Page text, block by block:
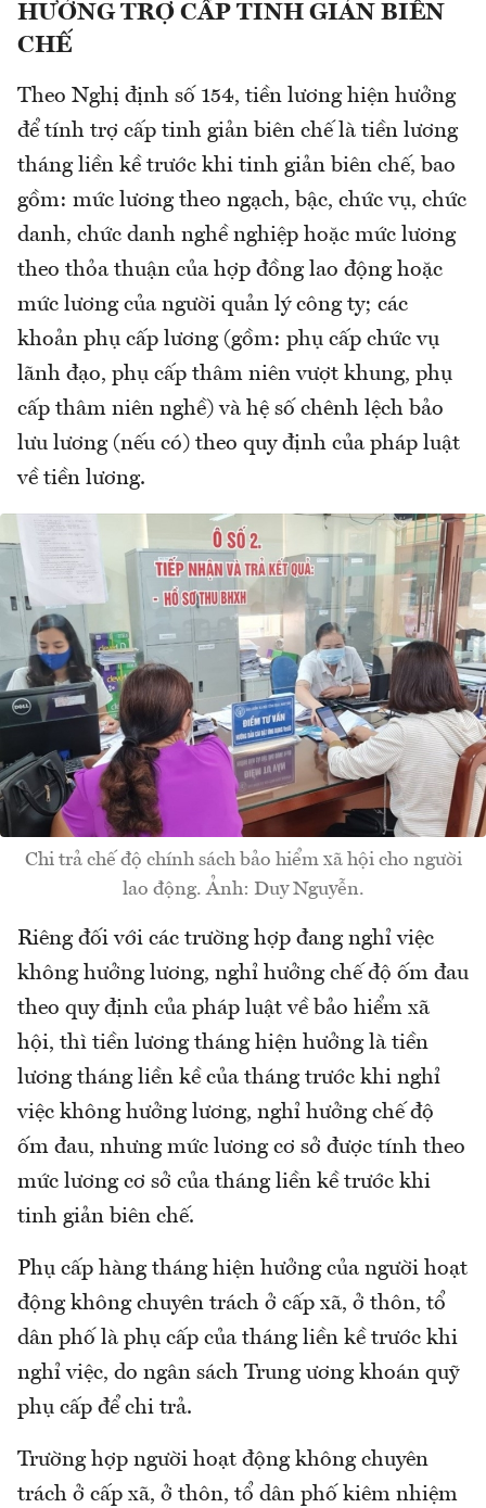
HƯỞNG TRỢ CẤP TINH GIẢN BIÊN
CHẾ
Theo Nghị định số 154, tiền lương hiện hưởng
để tính trợ cấp tinh giản biên chế là tiền lương
tháng liền kề trước khi tinh giản biên chế, bao
gồm: mức lương theo ngạch, bậc, chức vụ, chức
danh, chức danh nghề nghiệp hoặc mức lương
theo thỏa thuận của hợp đồng lao động hoặc
mức lương của người quản lý công ty; các
khoản phụ cấp lương (gồm: phụ cấp chức vụ
lãnh đạo, phụ cấp thâm niên vượt khung, phụ
cấp thâm niên nghề) và hệ số chênh lệch bảo
lưu lương (nếu có) theo quy định của pháp luật
về tiền lương.
Chi trả chế độ chính sách bảo hiểm xã hội cho người
lao động. Ảnh: Duy Nguyễn.
Riêng đối với các trường hợp đang nghỉ việc
không hưởng lương, nghỉ hưởng chế độ ốm đau
theo quy định của pháp luật về bảo hiểm xã
hội, thì tiền lương tháng hiện hưởng là tiền
lương tháng liền kề của tháng trước khi nghỉ
việc không hưởng lương, nghỉ hưởng chế độ
ốm đau, nhưng mức lương cơ sở được tính theo
mức lương cơ sở của tháng liền kề trước khi
tinh giản biên chế.
Phụ cấp hàng tháng hiện hưởng của người hoạt
động không chuyên trách ở cấp xã, ở thôn, tổ
dân phố là phụ cấp của tháng liền kề trước khi
nghỉ việc, do ngân sách Trung ương khoán quỹ
phụ cấp để chi trả.
Trường hợp người hoạt động không chuyên
trách ở cấp xã, ở thôn, tổ dân phố kiêm nhiệm